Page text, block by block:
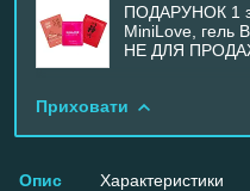
ПОДАРУНОК 1 з
MiniLove, гель
НЕ ДЛЯ
Приховати
Опис Характеристики